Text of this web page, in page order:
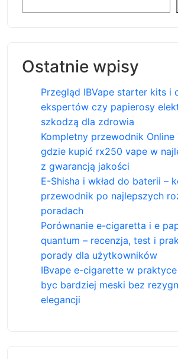
Ostatnie wpisy
Przegląd IBVape starter kits i
ekspertów czy papierosy
szkodzą dla zdrowia
Kompletny przewodnik
gdzie kupić rx250 vape w
z gwarancją jakości
E-Shisha i wkład do baterii –
przewodnik po najlepszych
poradach
Porównanie e-cigaretta i e
quantum – recenzja, test i
porady dla użytkowników
IBvape e-cigarette w
byc bardziej meski bez
elegancji